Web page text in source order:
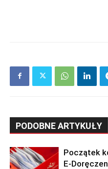
PODOBNE ARTYKUŁY
Początek
E-